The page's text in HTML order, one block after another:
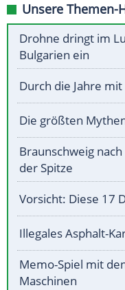
Unsere Themen-
Drohne dringt im
Bulgarien ein
Durch die Jahre
Die größten
Braunschweig
der Spitze
Vorsicht: Diese 17
Illegales Asphalt-
Memo-Spiel mit
Maschinen